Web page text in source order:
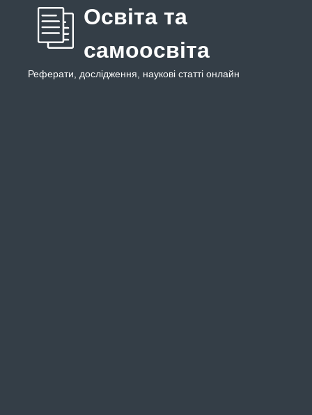
Освіта та
самоосвіта
Реферати, дослідження, наукові статті онлайн